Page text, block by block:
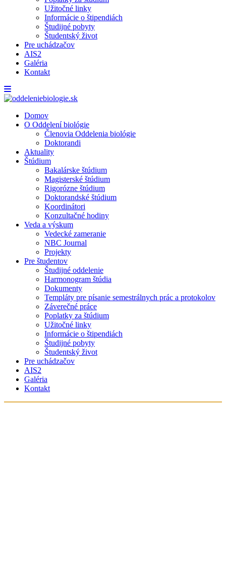
Užitočné linky
Informácie o štipendiách
Študijné pobyty
Študentský život
Pre uchádzačov
AIS2
Galéria
Kontakt
Domov
O Oddelení biológie
Členovia Oddelenia biológie
Doktorandi
Aktuality
Štúdium
Bakalárske štúdium
Magisterské štúdium
Rigorózne štúdium
Doktorandské štúdium
Koordinátori
Konzultačné hodiny
Veda a výskum
Vedecké zameranie
NBC Journal
Projekty
Pre študentov
Študijné oddelenie
Harmonogram štúdia
Dokumenty
Templáty pre písanie semestrálnych prác a protokolov
Záverečné práce
Poplatky za štúdium
Užitočné linky
Informácie o štipendiách
Študijné pobyty
Študentský život
Pre uchádzačov
AIS2
Galéria
Kontakt